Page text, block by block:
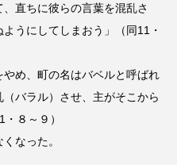
直ちに彼らの言葉を混乱さ
うにしてしまおう」（同11・
め、町の名はバベルと呼ばれ
バラル）させ、主がそこから
８～９）
なった。